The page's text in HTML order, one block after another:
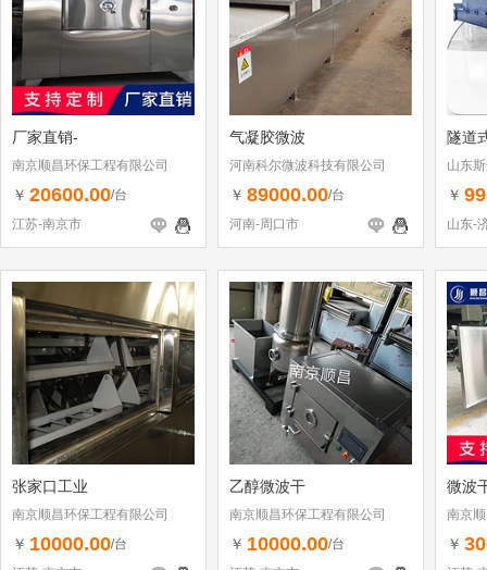
厂家直销-
南京顺昌环保工程有限公司
￥ 20600.00/台
江苏-南京市
气凝胶微波
河南科尔微波科技有限公司
￥ 89000.00/台
河南-周口市
隧道
山东
￥
山东-
张家口工业
南京顺昌环保工程有限公司
￥ 10000.00/台
乙醇微波干
南京顺昌环保工程有限公司
￥ 10000.00/台
微波
南京
￥